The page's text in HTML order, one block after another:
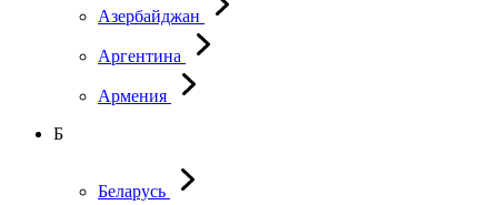
Азербайджан
Аргентина
Армения
Б
Беларусь